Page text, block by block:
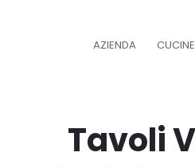
AZIENDA CUCINE
Tavoli